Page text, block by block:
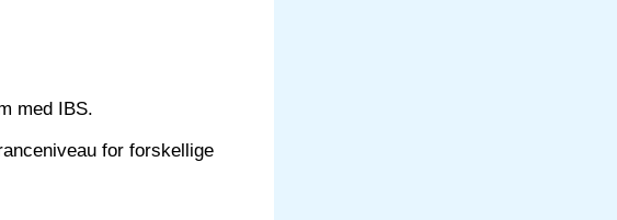
med IBS.
for forskellige